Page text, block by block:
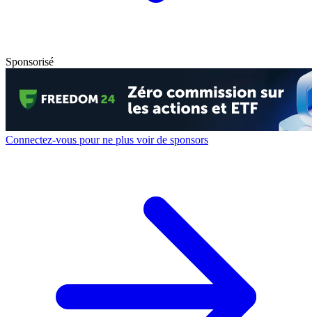
Sponsorisé
Connectez-vous pour ne plus voir de sponsors